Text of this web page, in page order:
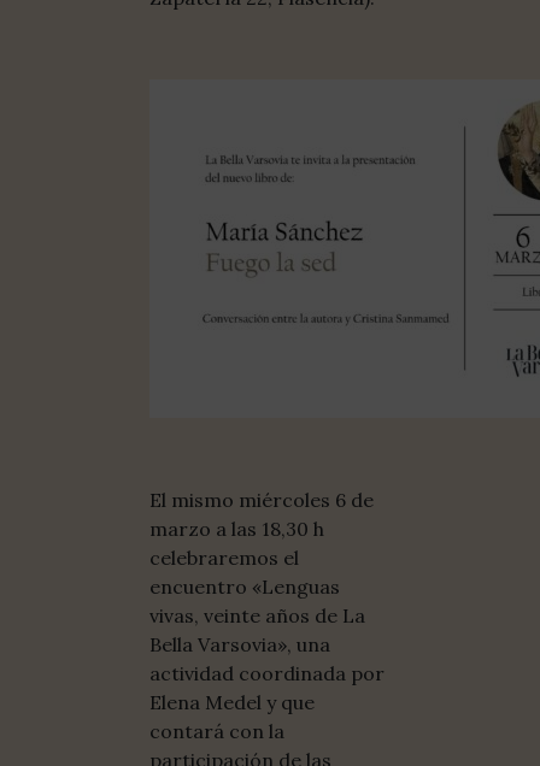
El mismo miércoles 6 de
marzo a las 18,30 h
celebraremos el
encuentro «Lenguas
vivas, veinte años de La
Bella Varsovia», una
actividad coordinada por
Elena Medel y que
contará con la
participación de las